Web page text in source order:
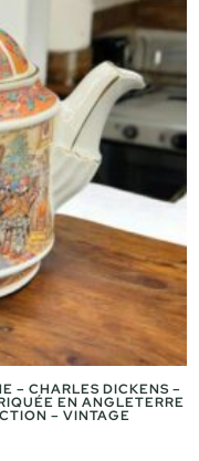
– CHARLES DICKENS –
EN ANGLETERRE
– VINTAGE